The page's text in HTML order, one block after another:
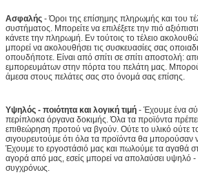
Ασφαλής - Όροι της επίσημης πληρωμής και του
συστήματος. Μπορείτε να επιλέξετε την πιό
κάνετε την πληρωμή. Εν τούτοις το τέλειο
μπορεί να ακολουθήσει τις συσκευασίες σας
οπουδήποτε. Είναι από σπίτι σε σπίτι αποστολή:
εμπορευμάτων στην πόρτα του πελάτη μας.
άμεσα στους πελάτες σας στο όνομά σας επίσης.
Υψηλός - ποιότητα και λογική τιμή - Έχουμε ένα
περίπλοκα όργανα δοκιμής. Όλα τα προϊόντα
επιθεώρηση προτού να βγούν. Ούτε το υλικό ούτε
σιγουρευτούμε ότι όλα τα προϊόντα θα μπορούσαν
Έχουμε το εργοστάσιό μας και πωλούμε τα αγαθά
αγορά από μας, εσείς μπορεί να απολαύσει υψηλό -
συγχρόνως.